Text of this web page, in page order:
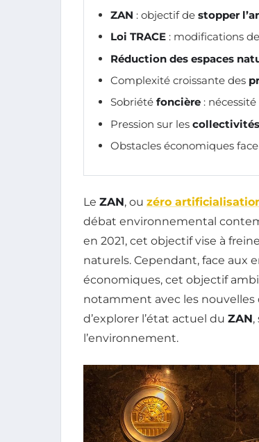
ZAN : objectif de stopper
Loi TRACE : modifications
Réduction des espaces
Complexité croissante des
Sobriété foncière :
Pression sur les
Obstacles économiques
Le ZAN, ou zéro
débat environnemental
en 2021, cet objectif vise à
naturels. Cependant, face aux
économiques, cet objectif
notamment avec les nouvelles
d’explorer l’état actuel du ZAN,
l’environnement.